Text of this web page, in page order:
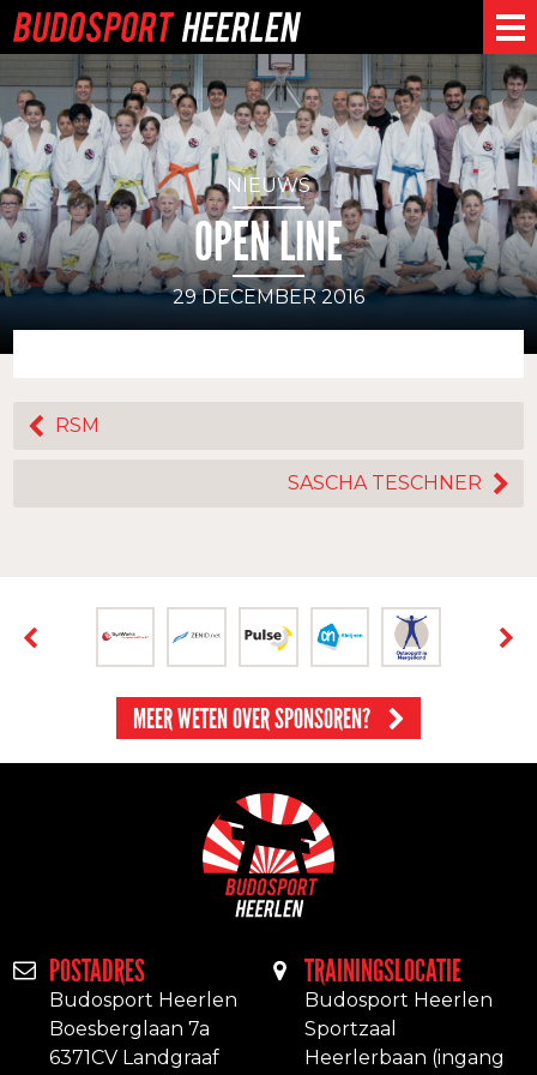
NIEUWS
OPEN LINE
29 DECEMBER 2016
RSM
SASCHA TESCHNER
MEER WETEN OVER SPONSOREN?
POSTADRES
Budosport Heerlen
Boesberglaan 7a
6371CV Landgraaf
TRAININGSLOCATIE
Budosport Heerlen
Sportzaal
Heerlerbaan (ingang